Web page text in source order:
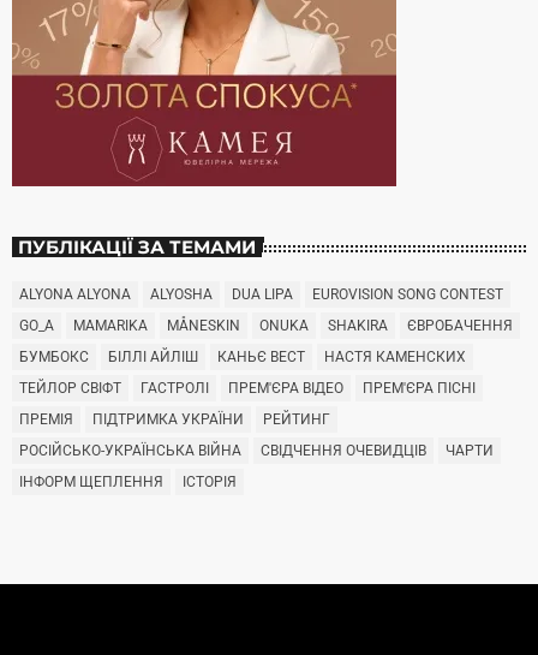
ПУБЛІКАЦІЇ ЗА ТЕМАМИ
ALYONA ALYONA ALYOSHA DUA LIPA
EUROVISION SONG CONTEST
GO_A
MAMARIKA MÅNESKIN ONUKA SHAKIRA
ЄВРОБАЧЕННЯ
БУМБОКС
БІЛЛІ АЙЛІШ КАНЬЄ ВЕСТ
НАСТЯ КАМЕНСКИХ
ТЕЙЛОР СВІФТ
ГАСТРОЛІ ПРЕМ'ЄРА ВІДЕО
ПРЕМ'ЄРА ПІСНІ
ПРЕМІЯ
ПІДТРИМКА УКРАЇНИ
РЕЙТИНГ
РОСІЙСЬКО-УКРАЇНСЬКА ВІЙНА
СВІДЧЕННЯ ОЧЕВИДЦІВ
ЧАРТИ
ІНФОРМ ЩЕПЛЕННЯ
ІСТОРІЯ